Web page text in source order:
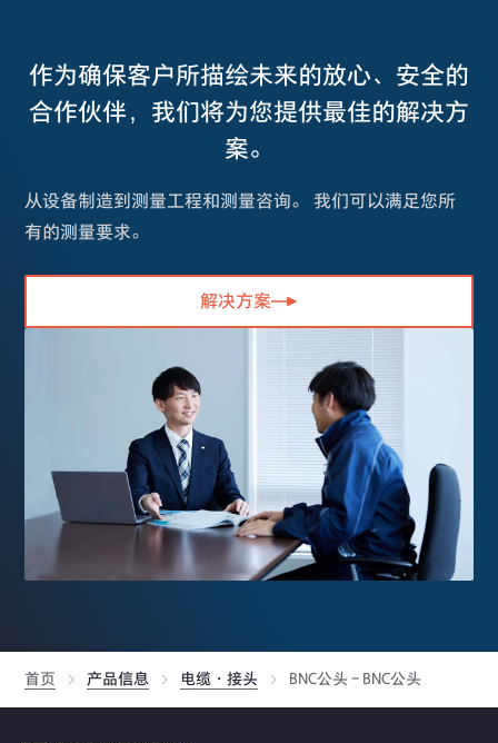
作为确保客户所描绘未来的放心、安全的
合作伙伴，我们将为您提供最佳的解决方
案。
从设备制造到测量工程和测量咨询。 我们可以满足您所
有的测量要求。
解决方案
首页 产品信息 电缆・接头 BNC公头 - BNC公头